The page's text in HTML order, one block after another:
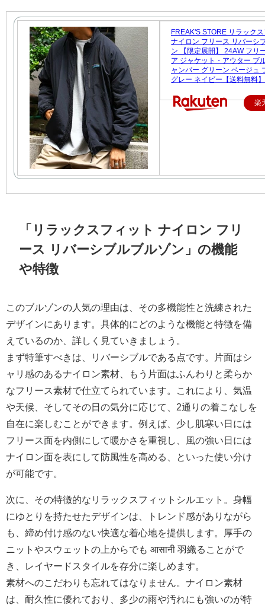
FREAK'S STORE リラック
ナイロン フリース リバーシ
ン 【限定展開】 24AW フリ
ア ジャケット・アウター ブ
ャンパー グリーン ベージュ
グレー ネイビー【送料無料】
楽
「リラックスフィット ナイロン フリ
ース リバーシブルブルゾン」の機能
や特徴
このブルゾンの人気の理由は、その多機能性と洗練された
デザインにあります。具体的にどのような機能と特徴を備
えているのか、詳しく見ていきましょう。
まず特筆すべきは、リバーシブルである点です。片面はシ
ャリ感のあるナイロン素材、もう片面はふんわりと柔らか
なフリース素材で仕立てられています。これにより、気温
や天候、そしてその日の気分に応じて、2通りの着こなしを
自在に楽しむことができます。例えば、少し肌寒い日には
フリース面を内側にして暖かさを重視し、風の強い日には
ナイロン面を表にして防風性を高める、といった使い分け
が可能です。
次に、その特徴的なリラックスフィットシルエット。身幅
にゆとりを持たせたデザインは、トレンド感がありながら
も、締め付け感のない快適な着心地を提供します。厚手の
ニットやスウェットの上からでも आसानी 羽織ることがで
き、レイヤードスタイルを存分に楽しめます。
素材へのこだわりも忘れてはなりません。ナイロン素材
は、耐久性に優れており、多少の雨や汚れにも強いのが特